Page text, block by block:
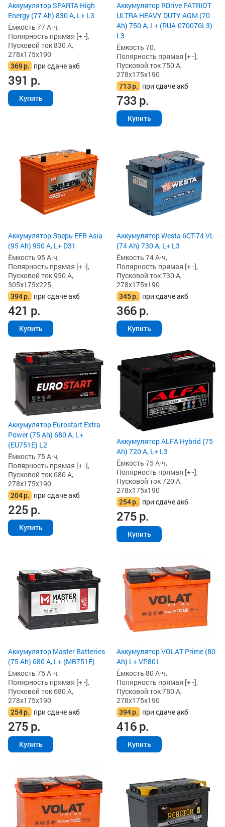
Аккумулятор SPARTA High
Energy (77 Ah) 830 А, L+ L3
Ёмкость 77 А·ч,
Полярность прямая [+ -],
Пусковой ток 830 А,
278x175x190
369р. при сдаче акб
391 р.
Купить
Аккумулятор RDrive PATRIOT
ULTRA HEAVY DUTY AGM (70
Ah) 750 А, L+ (RUA-070076L3)
L3
Ёмкость 70,
Полярность прямая [+ -],
Пусковой ток 750 А,
278x175x190
713р. при сдаче акб
733р.
Купить
Аккумулятор Зверь EFB Asia
(95 Ah) 950 А, L+ D31
Ёмкость 95 А·ч,
Полярность прямая [+ -],
Пусковой ток 950 А,
305x175x225
394р. при сдаче акб
421 р.
Купить
Аккумулятор Westa 6СТ-74 VL
(74 Ah) 730 А, L+ L3
Ёмкость 74 А·ч,
Полярность прямая [+ -],
Пусковой ток 730 А,
278x175x190
345р. при сдаче акб
366р.
Купить
Аккумулятор Eurostart Extra
Power (75 Ah) 680 А, L+
(EU751E) L2
Ёмкость 75 А·ч,
Полярность прямая [+ -],
Пусковой ток 680 А,
278x175x190
204р. при сдаче акб
225р.
Купить
Аккумулятор ALFA Hybrid (75
Ah) 720 А, L+ L3
Ёмкость 75 А·ч,
Полярность прямая [+ -],
Пусковой ток 720 А,
278x175x190
254р. при сдаче акб
275р.
Купить
Аккумулятор Master Batteries
(75 Ah) 680 А, L+ (MB751E)
Ёмкость 75 А·ч,
Полярность прямая [+ -],
Пусковой ток 680 А,
278x175x190
254р. при сдаче акб
275р.
Купить
Аккумулятор VOLAT Prime (80
Ah) L+ VP801
Ёмкость 80 А·ч,
Полярность прямая [+ -],
Пусковой ток 780 А,
278x175x190
394р. при сдаче акб
416р.
Купить